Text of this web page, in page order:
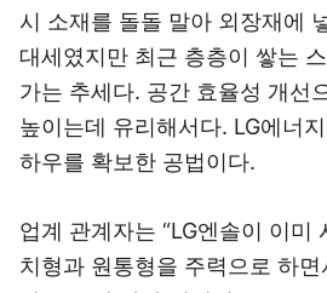
시 소재를 돌돌 말아 외장재에
대세였지만 최근 층층이 쌓는
가는 추세다. 공간 효율성 개선
높이는데 유리해서다. LG에너
하우를 확보한 공법이다.
업계 관계자는 “LG엔솔이 이미
치형과 원통형을 주력으로 하